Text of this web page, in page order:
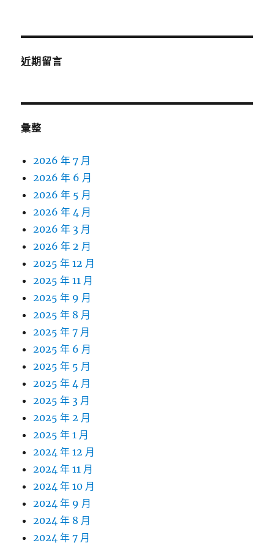
近期留言
彙整
2026 年 7 月
2026 年 6 月
2026 年 5 月
2026 年 4 月
2026 年 3 月
2026 年 2 月
2025 年 12 月
2025 年 11 月
2025 年 9 月
2025 年 8 月
2025 年 7 月
2025 年 6 月
2025 年 5 月
2025 年 4 月
2025 年 3 月
2025 年 2 月
2025 年 1 月
2024 年 12 月
2024 年 11 月
2024 年 10 月
2024 年 9 月
2024 年 8 月
2024 年 7 月